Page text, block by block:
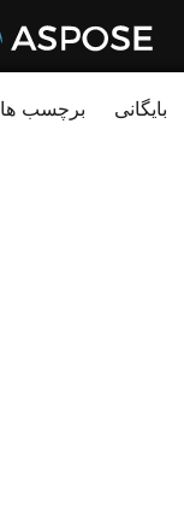
بایگانی برچسب ها